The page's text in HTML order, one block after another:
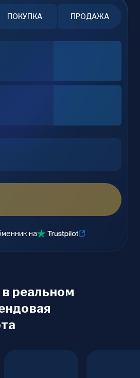
ПОКУПКА ПРОДАЖА
на
реальном